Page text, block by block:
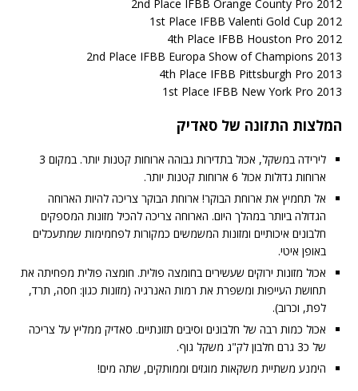
2nd Place IFBB Orange County Pro 2012
1st Place IFBB Valenti Gold Cup 2012
4th Place IFBB Houston Pro 2012
2nd Place IFBB Europa Show of Champions 2013
4th Place IFBB Pittsburgh Pro 2013
1st Place IFBB New York Pro 2013
המלצות התזונה של סאדיק
לירידה במשקל, אכול בתדירות גבוהה ארוחות קטנות יותר. במקום 3
ארוחות גדולות אכול 6 ארוחות קטנות יותר.
אל תחמיץ את ארוחת הבוקר! ארוחת הבוקר צריכה להיות הארוחה
הגדולה ביותר במהלך היום. הארוחה צריכה להכיל מזונות המספקים
חלבונים איכותיים ומזונות המשמשים כמקורות לפחמימות שמתעכלים
באופן איטי.
אכול מזונות ירוקים שעשירים בחומצה פולית. חומצה פולית מפחיתה את
תחושת העייפות ומשפרת את רמות האנרגיה (מזונות כגון: חסה, תרד,
לפת, וכרוב).
אכול כמות רבה של חלבונים וסיבים תזונתיים. סאדיק ממליץ על צריכה
של כ3 גרם חלבון לק"ג משקל גוף.
הימנע משתיית משקאות מוגזים וממותקים, שתה מים!